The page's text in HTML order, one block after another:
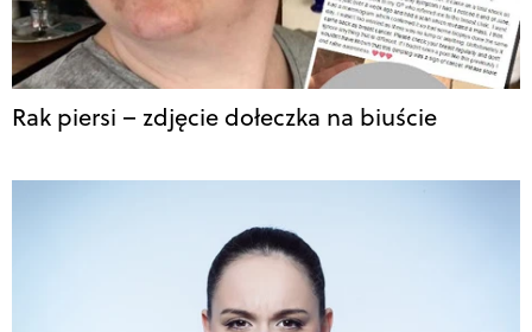
Rak piersi – zdjęcie dołeczka na biuście